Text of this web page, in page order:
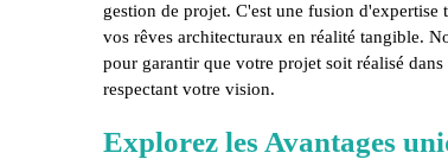
gestion de projet. C'est une fusion
vos rêves architecturaux en réalité tangible.
pour garantir que votre projet soit réalisé
respectant votre vision.
Explorez les Avantages